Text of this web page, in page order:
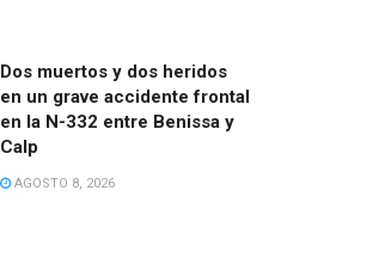
Dos muertos y dos heridos
en un grave accidente frontal
en la N-332 entre Benissa y
Calp
AGOSTO 8, 2026